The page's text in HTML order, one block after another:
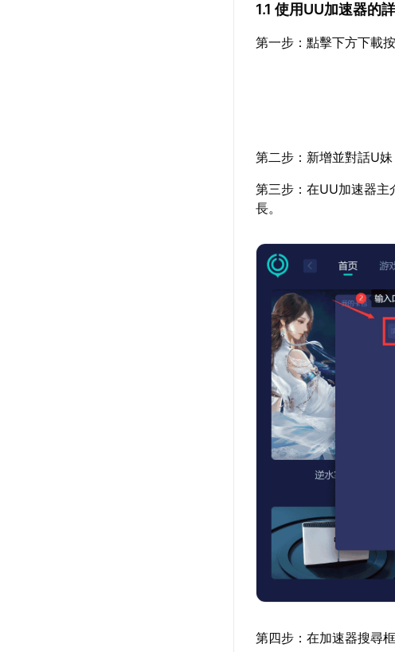
1.1 使用UU加速器的
第一步：點擊下方下載
第二步：新增並對話U妹
第三步：在UU加速器主
長。
第四步：在加速器搜尋